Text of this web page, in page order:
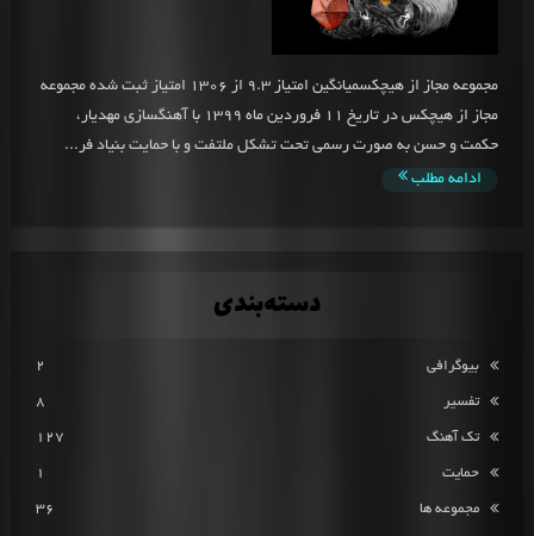
مجموعه مجاز از هیچکسمیانگین امتیاز 9.3 از 1306 امتیاز ثبت شده مجموعه
مجاز از هیچکس در تاریخ 11 فروردین ماه 1399 با آهنگسازی مهدیار،
حکمت و حسن به صورت رسمی تحت تشکل ملتفت و با حمایت بنیاد فر...
ادامه مطلب
دسته‌بندی
بیوگرافی 2
تفسیر 8
تک آهنگ 127
حمایت 1
مجموعه ها 36